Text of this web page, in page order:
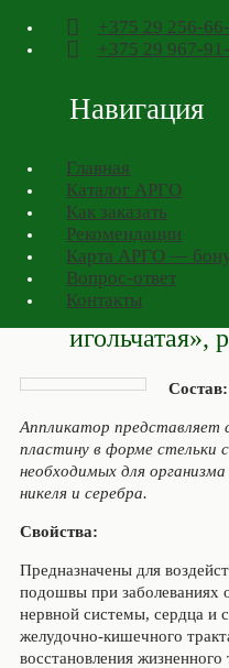
+375 29 256-
+375 29 967-
Навигация
Главная
Каталог АРГО
Как заказать
Рекомендации
Карта АРГО —
Вопрос-ответ
Контакты
+375
АРГО в Минске>Товары
Аппликатор
игольчатая»,
Состав:
Аппликатор представляет
пластину в форме стельки
необходимых для
никеля и серебра.
Свойства:
Предназначены для
подошвы при заболеваниях
нервной системы, сердца и
желудочно-кишечного
восстановления